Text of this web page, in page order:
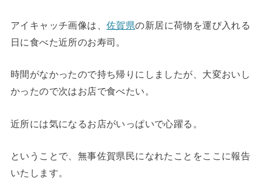
アイキャッチ画像は、佐賀県の新居に荷物を運び入れる
日に食べた近所のお寿司。
時間がなかったので持ち帰りにしましたが、大変おいし
かったので次はお店で食べたい。
近所には気になるお店がいっぱいで心躍る。
ということで、無事佐賀県民になれたことをここに報告
いたします。